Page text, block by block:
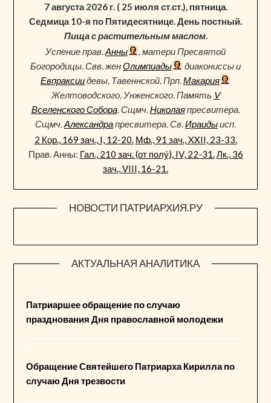
7 августа 2026 г. ( 25 июля ст.ст.), пятница.
Седмица 10-я по Пятидесятнице. День постный.
Пища с растительным маслом.
Успение прав.Анны
, матери Пресвятой
Богородицы. Свв. женОлимпиады
диакониссы и
Евпраксиидевы, Тавеннской. Прп.Макария
Желтоводского, Унженского. Память V
Вселенского Собора. Сщмч.Николаяпресвитера.
Сщмч.Александрапресвитера. Св.Ираидыисп.
2 Кор., 169 зач., I, 12-20. Мф., 91 зач., XXII, 23-33.
Прав. Анны: Гал., 210 зач. (от полу́), IV, 22-31.Лк., 36
зач., VIII, 16-21.
НОВОСТИ ПАТРИАРХИЯ.РУ
АКТУАЛЬНАЯ АНАЛИТИКА
Патриаршее обращение по случаю
празднования Дня православной молодежи
Обращение Святейшего Патриарха Кирилла по
случаю Дня трезвости